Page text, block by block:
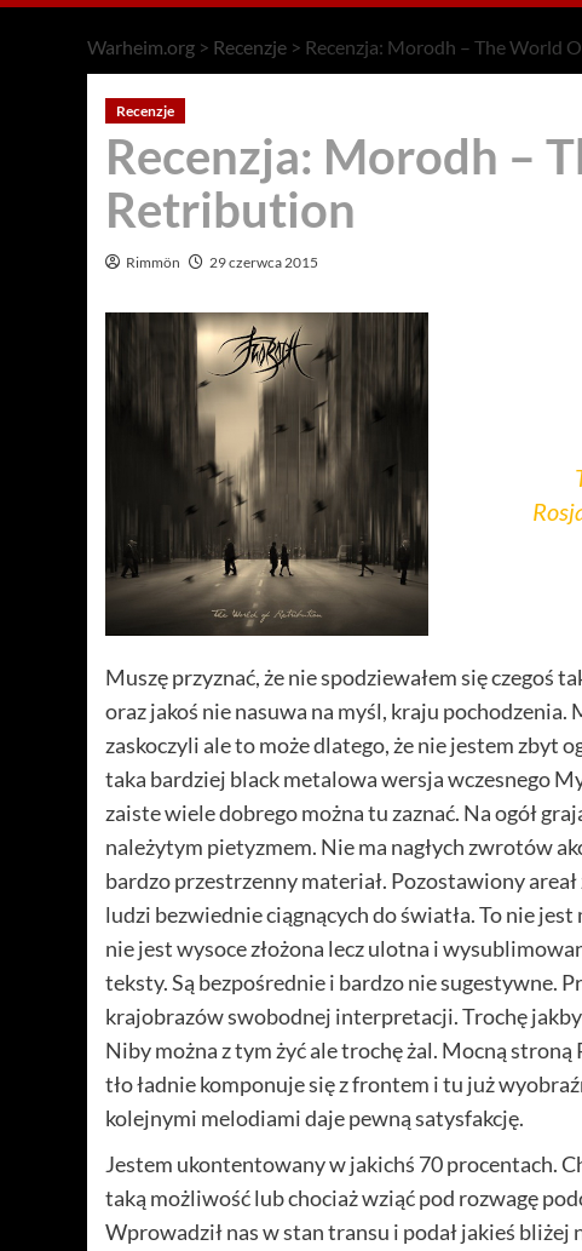
Warheim.org > Recenzje > Recenzja: Morodh – The World
Recenzje
Recenzja: Morodh –
Retribution
Rimmön 29 czerwca 2015
Muszę przyznać, że nie spodziewałem się czegoś
oraz jakoś nie nasuwa na myśl, kraju
zaskoczyli ale to może dlatego, że nie jestem
taka bardziej black metalowa wersja wczesnego
zaiste wiele dobrego można tu zaznać. Na ogół
należytym pietyzmem. Nie ma nagłych zwrotów
bardzo przestrzenny materiał. Pozostawiony
ludzi bezwiednie ciągnących do światła. To nie
nie jest wysoce złożona lecz ulotna i
teksty. Są bezpośrednie i bardzo nie sugestywne.
krajobrazów swobodnej interpretacji. Trochę
Niby można z tym żyć ale trochę żal. Mocną
tło ładnie komponuje się z frontem i tu już
kolejnymi melodiami daje pewną satysfakcję.
Jestem ukontentowany w jakichś 70 procentach.
taką możliwość lub chociaż wziąć pod rozwagę
Wprowadził nas w stan transu i podał jakieś